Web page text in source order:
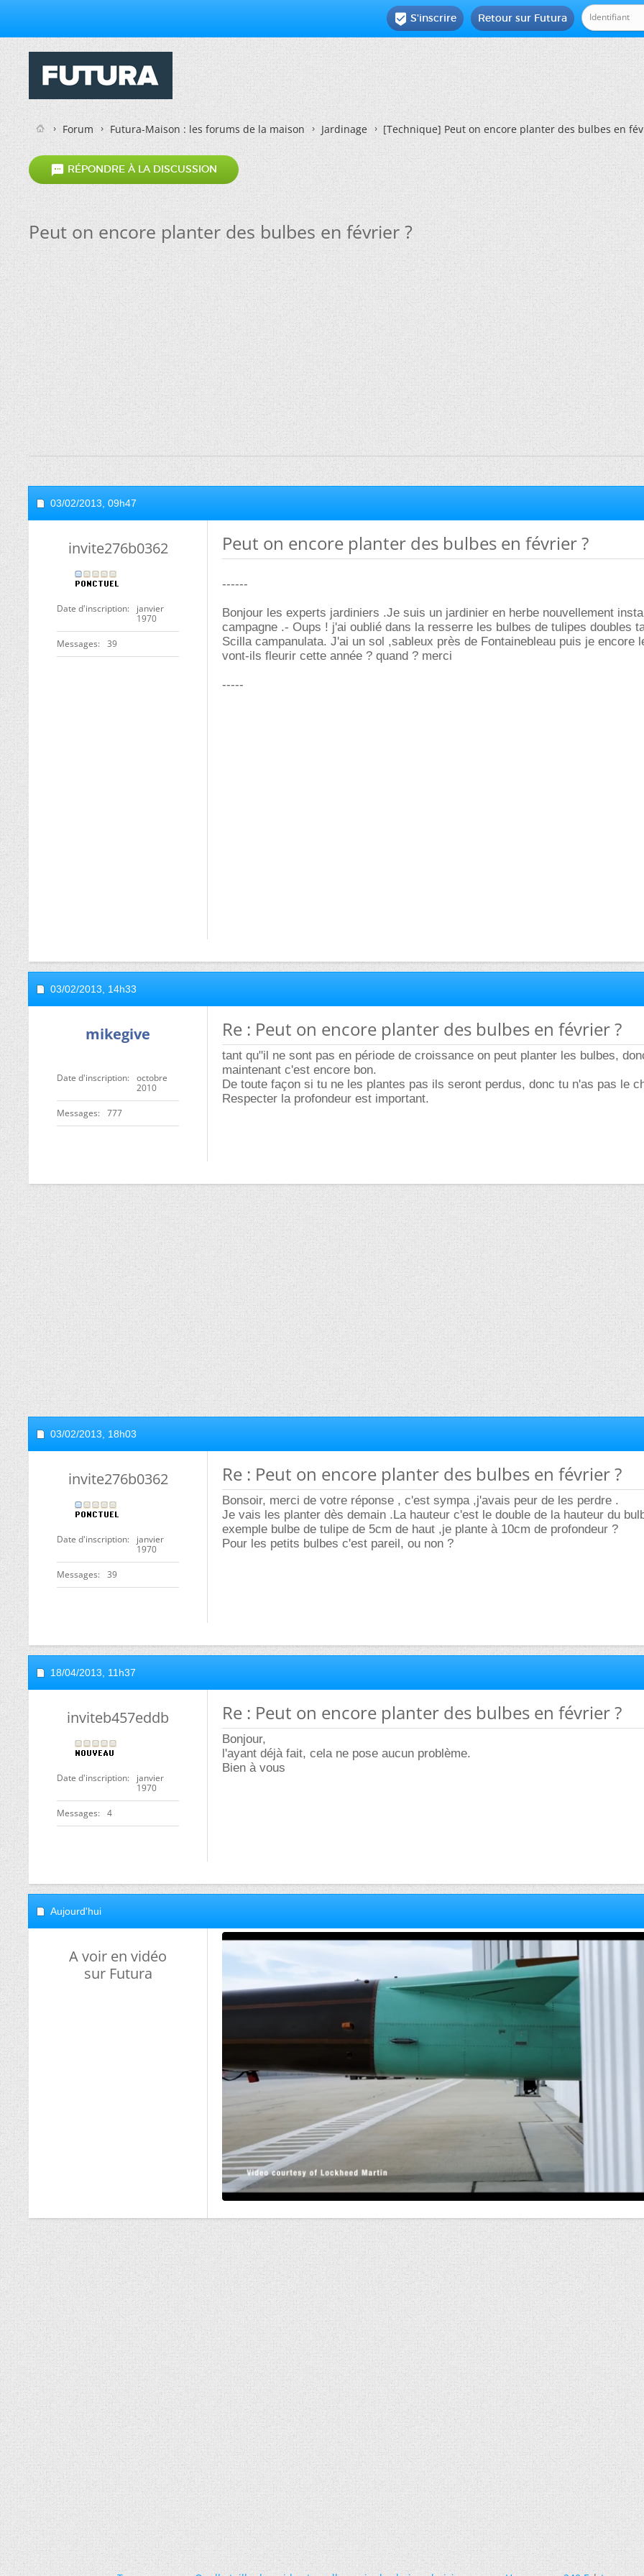
Retour sur Futura
 S'inscrire
Forum Futura-Maison : les forums de la maison Jardinage [Technique] Peut on encore planter des bulbes en
 RÉPONDRE À LA DISCUSSION
Peut on encore planter des bulbes en février ?
03/02/2013, 09h47
invite276b0362
Date d'inscription
janvier
1970
Messages 39
Peut on encore planter des bulbes en février ?
------
Bonjour les experts jardiniers .Je suis un jardinier en herbe nouvellement
campagne .- Oups ! j'ai oublié dans la resserre les bulbes de tulipes doubles
Scilla campanulata. J'ai un sol ,sableux près de Fontainebleau puis je encore
vont-ils fleurir cette année ? quand ? merci
-----
03/02/2013, 14h33
mikegive
Date d'inscription
octobre
2010
Messages 777
Re : Peut on encore planter des bulbes en février ?
tant qu"il ne sont pas en période de croissance on peut planter les bulbes,
maintenant c'est encore bon.
De toute façon si tu ne les plantes pas ils seront perdus, donc tu n'as pas le
Respecter la profondeur est important.
03/02/2013, 18h03
invite276b0362
Date d'inscription
janvier
1970
Messages 39
Re : Peut on encore planter des bulbes en février ?
Bonsoir, merci de votre réponse , c'est sympa ,j'avais peur de les perdre .
Je vais les planter dès demain .La hauteur c'est le double de la hauteur du
exemple bulbe de tulipe de 5cm de haut ,je plante à 10cm de profondeur ?
Pour les petits bulbes c'est pareil, ou non ?
18/04/2013, 11h37
inviteb457eddb
Date d'inscription
janvier
1970
Messages 4
Re : Peut on encore planter des bulbes en février ?
Bonjour,
l'ayant déjà fait, cela ne pose aucun problème.
Bien à vous
Aujourd'hui
A voir en vidéo
sur Futura